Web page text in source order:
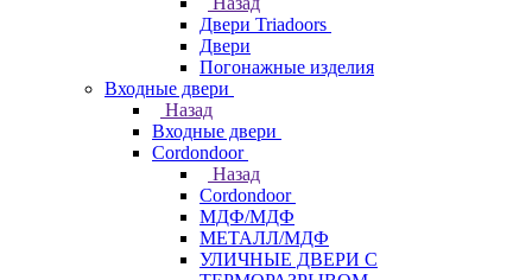
Двери Triadoors
Двери
Погонажные изделия
Входные двери
Назад
Входные двери
Cordondoor
Назад
Cordondoor
МДФ/МДФ
МЕТАЛЛ/МДФ
УЛИЧНЫЕ ДВЕРИ С